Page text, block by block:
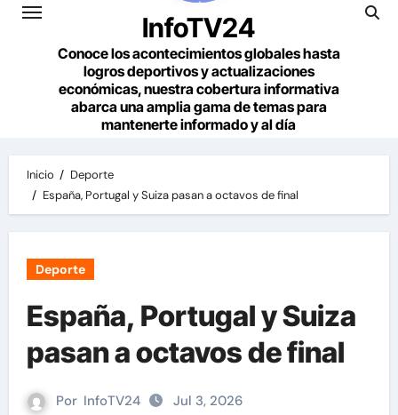
InfoTV24
Conoce los acontecimientos globales hasta
logros deportivos y actualizaciones
económicas, nuestra cobertura informativa
abarca una amplia gama de temas para
mantenerte informado y al día
Inicio
Deporte
España, Portugal y Suiza pasan a octavos de final
Deporte
España, Portugal y Suiza
pasan a octavos de final
Por InfoTV24 Jul 3, 2026